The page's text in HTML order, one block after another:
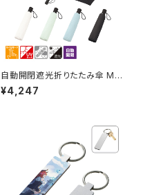
自動開閉遮光折りたたみ傘 MG
（スムーズ収納タイプ）
¥4,247